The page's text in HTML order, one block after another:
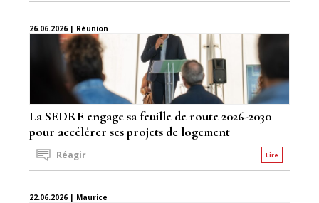
26.06.2026 | Réunion
La SEDRE engage sa feuille de route 2026-2030
pour accélérer ses projets de logement
Lire
Réagir
22.06.2026 | Maurice